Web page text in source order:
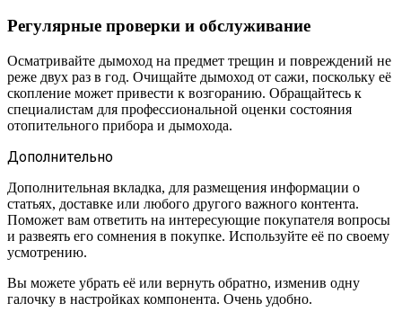
Регулярные проверки и обслуживание
Осматривайте дымоход на предмет трещин и повреждений не
реже двух раз в год. Очищайте дымоход от сажи, поскольку её
скопление может привести к возгоранию. Обращайтесь к
специалистам для профессиональной оценки состояния
отопительного прибора и дымохода.
Дополнительно
Дополнительная вкладка, для размещения информации о
статьях, доставке или любого другого важного контента.
Поможет вам ответить на интересующие покупателя вопросы
и развеять его сомнения в покупке. Используйте её по своему
усмотрению.
Вы можете убрать её или вернуть обратно, изменив одну
галочку в настройках компонента. Очень удобно.